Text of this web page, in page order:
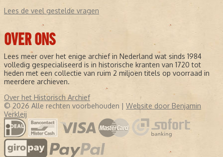
Lees de veel gestelde vragen
OVER ONS
Lees meer over het enige archief in Nederland wat sinds 1984
volledig gespecialiseerd is in historische kranten van 1720 tot
heden met een collectie van ruim 2 miljoen titels op voorraad in
meerdere archieven.
Over het Historisch Archief
© 2026 Alle rechten voorbehouden | Website door Benjamin
Verkleij